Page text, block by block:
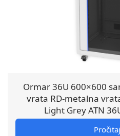
Ormar 36U 600×600
vrata RD-metalna
Light Grey ATN